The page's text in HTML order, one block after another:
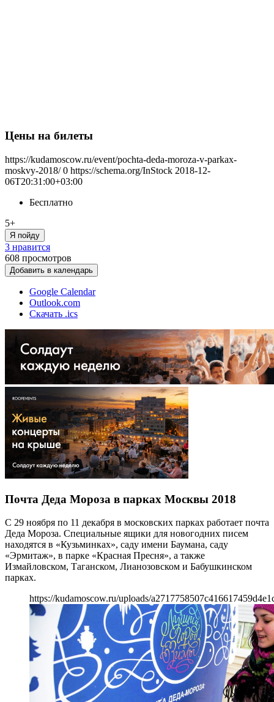
Цены на билеты
https://kudamoscow.ru/event/pochta-deda-moroza-v-parkax-
moskvy-2018/ 0 https://schema.org/InStock 2018-12-
06T20:31:00+03:00
Бесплатно
5+
Я пойду
3 нравится
608 просмотров
Добавить в календарь
Google Calendar
Outlook.com
Скачать .ics
Почта Деда Мороза в парках Москвы 2018
С 29 ноября по 11 декабря в московских парках работает почта
Деда Мороза. Специальные ящики для новогодних писем
находятся в «Кузьминках», саду имени Баумана, саду
«Эрмитаж», в парке «Красная Пресня», а также
Измайловском, Таганском, Лианозовском и Бабушкинском
парках.
https://kudamoscow.ru/uploads/